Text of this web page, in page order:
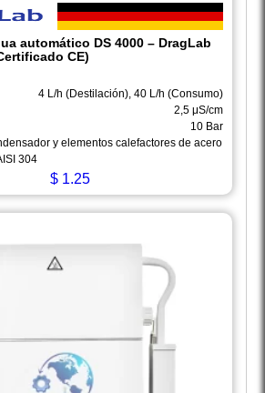
automático DS 4000 – DragLab
CE)
4 L/h (Destilación), 40 L/h (Consumo)
2,5 μS/cm
10 Bar
y elementos calefactores de acero
304
$ 1.25